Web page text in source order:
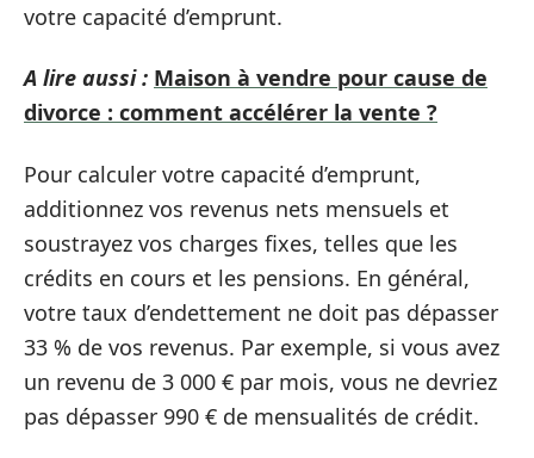
votre capacité d’emprunt.
A lire aussi : Maison à vendre pour cause de
divorce : comment accélérer la vente ?
Pour calculer votre capacité d’emprunt,
additionnez vos revenus nets mensuels et
soustrayez vos charges fixes, telles que les
crédits en cours et les pensions. En général,
votre taux d’endettement ne doit pas dépasser
33 % de vos revenus. Par exemple, si vous avez
un revenu de 3 000 € par mois, vous ne devriez
pas dépasser 990 € de mensualités de crédit.